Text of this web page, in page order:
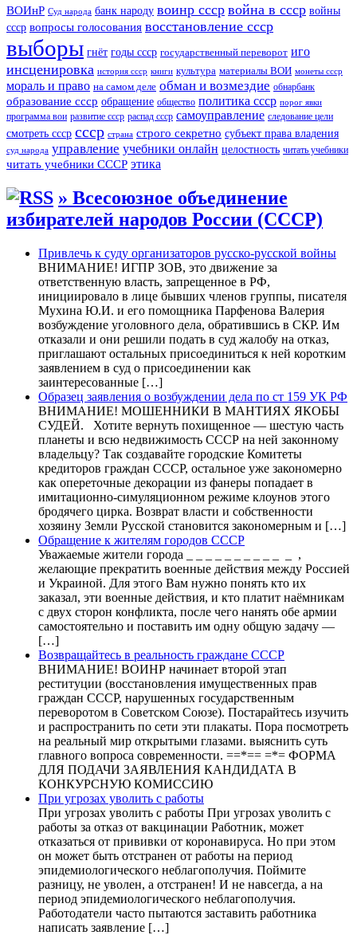
ВОИнР Суд народа банк народу воинр ссср война в ссср войны
ссср вопросы голосования восстановление ссср
выборы гнёт годы ссср государственный переворот иго
инсценировка история ссср книги культура материалы ВОИ монеты ссср
мораль и право на самом деле обман и возмездие обнарбанк
образование ссср обращение общество политика ссср порог явки
программа вои развитие ссср распад ссср самоуправление следование цели
смотреть ссср ссср страна строго секретно субъект права владения
суд народа управление учебники онлайн целостность читать учебники
читать учебники СССР этика
» Всесоюзное объединение
избирателей народов России (СССР)
Привлечь к суду организаторов русско-русской войны
ВНИМАНИЕ! ИГПР ЗОВ, это движение за
ответственную власть, запрещенное в РФ,
инициировало в лице бывших членов группы, писателя
Мухина Ю.И. и его помощника Парфенова Валерия
возбуждение уголовного дела, обратившись в СКР. Им
отказали и они решили подать в суд жалобу на отказ,
приглашают остальных присоединиться к ней коротким
заявлением в суд о присоединении как
заинтересованные […]
Образец заявления о возбуждении дела по ст 159 УК РФ
ВНИМАНИЕ! МОШЕННИКИ В МАНТИЯХ ЯКОБЫ
СУДЕЙ. Хотите вернуть похищенное — шестую часть
планеты и всю недвижимость СССР на ней законному
владельцу? Так создавайте городские Комитеты
кредиторов граждан СССР, остальное уже закономерно
как опереточные декорации из фанеры попадает в
имитационно-симуляционном режиме клоунов этого
бродячего цирка. Возврат власти и собственности
хозяину Земли Русской становится закономерным и […]
Обращение к жителям городов СССР
Уважаемые жители города _ _ _ _ _ _ _ _ _ _ _ ,
желающие прекратить военные действия между Россией
и Украиной. Для этого Вам нужно понять кто их
заказал, эти военные действия, и кто платит наёмникам
с двух сторон конфликта, после чего нанять обе армии
самостоятельно и поставить им одну общую задачу —
[…]
Возвращайтесь в реальность граждане СССР
ВНИМАНИЕ! ВОИНР начинает второй этап
реституции (восстановления имущественных прав
граждан СССР, нарушенных государственным
переворотом в Советском Союзе). Постарайтесь изучить
и распространить по сети эти плакаты. Пора посмотреть
на реальный мир открытыми глазами. выяснить суть
главного вопроса современности. ==*== =*= ФОРМА
ДЛЯ ПОДАЧИ ЗАЯВЛЕНИЯ КАНДИДАТА В
КОНКУРСНУЮ КОМИССИЮ
При угрозах уволить с работы
При угрозах уволить с работы При угрозах уволить с
работы за отказ от вакцинации Работник, может
отказаться от прививки от коронавируса. Но при этом
он может быть отстранен от работы на период
эпидемиологического неблагополучия. Поймите
разницу, не уволен, а отстранен! И не навсегда, а на
период эпидемиологического неблагополучия.
Работодатели часто пытаются заставить работника
написать заявление […]